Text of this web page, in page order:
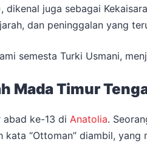
juga sebagai
dan peninggalan yang
semesta Turki Usmani,
Mada Timur
abad ke-13 di Anatolia.
“Ottoman” diambil,